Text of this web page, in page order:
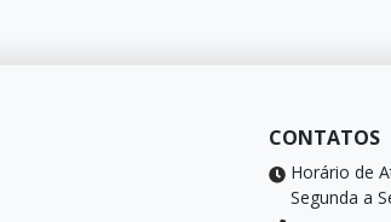
CONTATOS
Horário de
Segunda a